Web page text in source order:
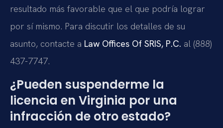
resultado más favorable que el que podría lograr
por sí mismo. Para discutir los detalles de su
asunto, contacte a Law Offices Of SRIS, P.C. al (888)
437-7747.
¿Pueden suspenderme la
licencia en Virginia por una
infracción de otro estado?